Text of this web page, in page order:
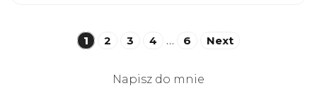
Stronicowanie
1 2 3 4 … 6 Next
Napisz do mnie